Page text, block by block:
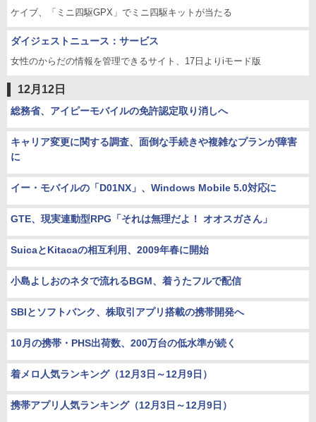
ケイブ、「ミニ四駆GPX」でミニ四駆キットが当たる
ダイジェストニュース：サービス
女性のからだの情報を管理できるサイト、17日よりiモード版
12月12日
総務省、アイピーモバイルの免許認定取り消しへ
キャリア変更に関する調査、面倒な手続きや複雑なプランが障害
に
イー・モバイルの「D01NX」、Windows Mobile 5.0対応に
GTE、現実連動型RPG「それは無理だよ！ オオスガさん」
SuicaとKitacaの相互利用、2009年春に開始
小島よしおのネタで流れるBGM、着うたフルで配信
SBIとソフトバンク、株取引アプリ搭載の携帯開発へ
10月の携帯・PHS出荷数、200万台の低水準が続く
着メロ人気ランキング（12月3日～12月9日）
携帯アプリ人気ランキング（12月3日～12月9日）